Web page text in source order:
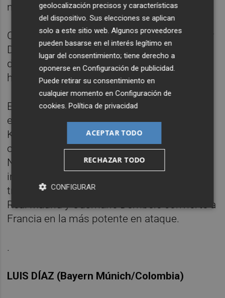
nacional.
Olise reafirma el potencial ofensivo de Didier
Deschamps desde la banda derecha y su
determinación le ha convertido en un
hombre básico del conjunto 'bleu'.
Elegido el mejor jugador francés en el
extranjero en la temporada, por delante de
Kylian Mbappé, el jugador del Bayern tenía
opción de jugar en cinco países: Inglaterra,
Nigeria, Argelia, Haití y Francia, por la que se
inclinó como sueño de su infancia. La
tripleta que comparte con el delantero del
Real Madrid y Ousmane Dembélé convierte a
Francia en la más potente en ataque.
.
LUIS DÍAZ (Bayern Múnich/Colombia)
geolocalización precisos y características
del dispositivo. Sus elecciones se aplican
solo a este sitio web. Algunos proveedores
pueden basarse en el interés legítimo en
lugar del consentimiento; tiene derecho a
oponerse enConfiguración de publicidad.
Puede retirar su consentimiento en
cualquier momento enConfiguración de
cookies.Política de privacidad
ACEPTAR TODO
RECHAZAR TODO
CONFIGURAR